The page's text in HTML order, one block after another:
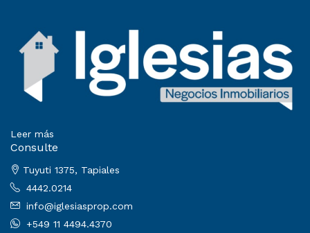
Leer más
Consulte
Tuyuti 1375, Tapiales
4442.0214
info@iglesiasprop.com
+549 11 4494.4370